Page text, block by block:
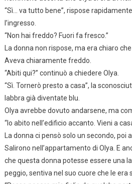
“Sì… va tutto bene”, rispose
l’ingresso.
“Non hai freddo? Fuori fa fresco.”
La donna non rispose, ma era chiaro
Aveva chiaramente freddo.
“Abiti qui?” continuò a chiedere Olya.
“Sì. Tornerò presto a casa”, la
labbra già diventate blu.
Olya avrebbe dovuto andarsene, ma
“Io abito nell’edificio accanto. Vieni a
La donna ci pensò solo un secondo, poi
Salirono nell’appartamento di Olya. E
che questa donna potesse essere una
peggio, sentiva nel suo cuore che le era